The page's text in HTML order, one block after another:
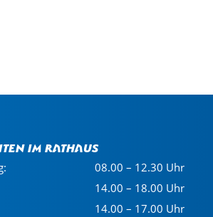
im Rathaus
08.00 – 12.30 Uhr
14.00 – 18.00 Uhr
14.00 – 17.00 Uhr